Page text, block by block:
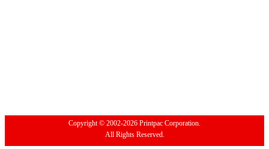
Copyright © 2002-2026 Printpac Corporation.
All Rights Reserved.